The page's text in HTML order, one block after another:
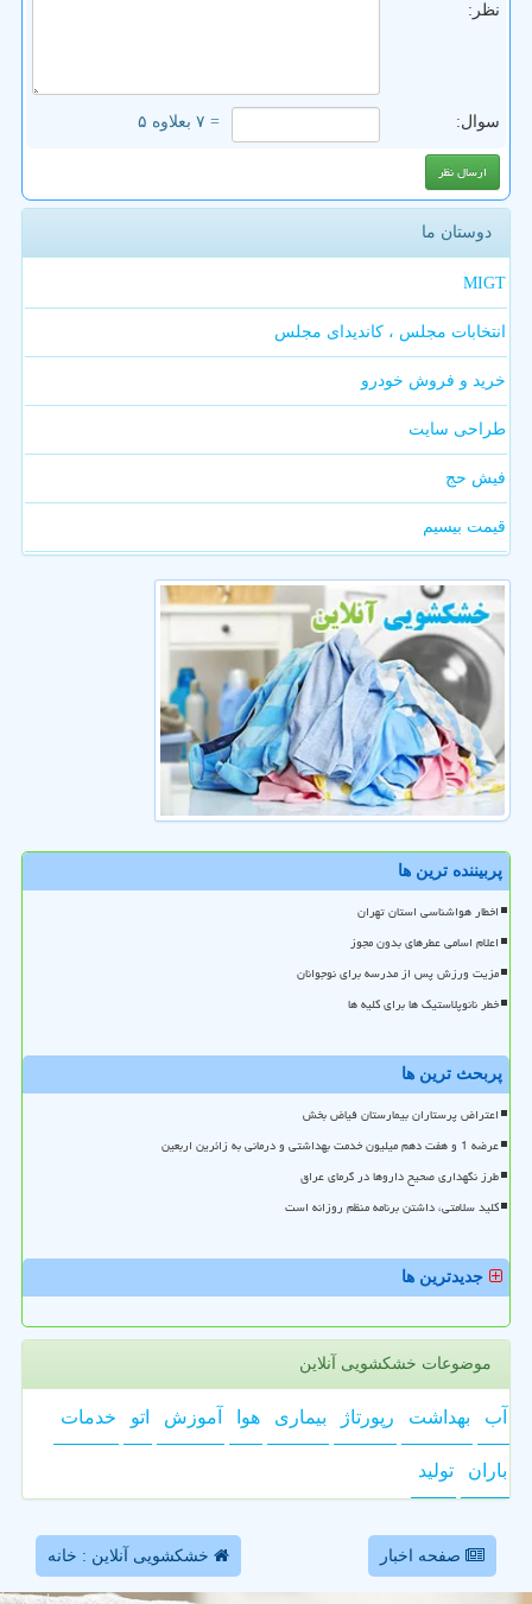
نظر:
سوال: = ۷ بعلاوه ۵
دوستان ما
MIGT
انتخابات مجلس ، کاندیدای مجلس
خرید و فروش خودرو
طراحی سایت
فیش حج
قیمت بیسیم
پربیننده ترین ها
اخطار هواشناسی استان تهران
اعلام اسامی عطرهای بدون مجوز
مزیت ورزش پس از مدرسه برای نوجوانان
خطر نانوپلاستیک ها برای کلیه ها
پربحث ترین ها
اعتراض پرستاران بیمارستان فیاض بخش
عرضه 1 و هفت دهم میلیون خدمت بهداشتی و درمانی به زائرین اربعین
طرز نگهداری صحیح داروها در گرمای عراق
کلید سلامتی، داشتن برنامه منظم روزانه است
جدیدترین ها
موضوعات خشکشویی آنلاین
آب بهداشت رپورتاژ بیماری هوا آموزش اتو خدمات
باران تولید
صفحه اخبار خشکشویی آنلاین : خانه